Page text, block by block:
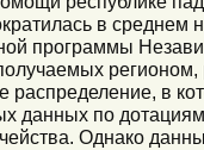
в среднем
программы
распределение, в
данных по
Однако